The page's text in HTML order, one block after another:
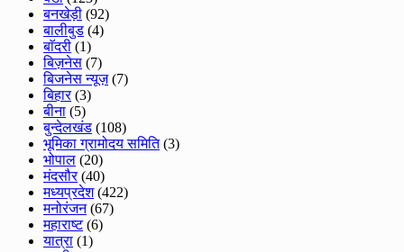
बनखेड़ी (92)
बालीबुड (4)
बाॅदरी (1)
बिज़नेस (7)
बिजनेस न्यूज़(7)
बिहार(3)
बीना (5)
बुन्देलखंड (108)
भूमिका ग्रामोदय समिति(3)
भोपाल (20)
मंदसौर(40)
मध्यप्रदेश(422)
मनोरंजन(67)
महाराष्ट(6)
यात्रा (1)